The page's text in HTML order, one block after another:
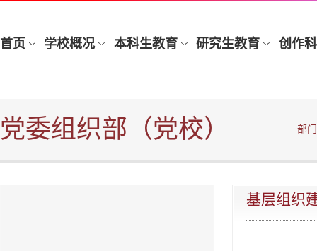
党委组织部（党校） 部
基层组织